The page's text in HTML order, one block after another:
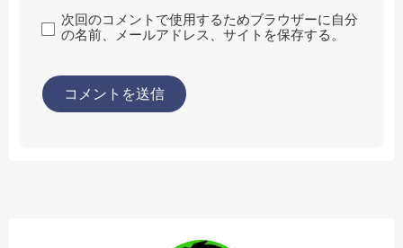
次回のコメントで使用するためブラウザーに自分
の名前、メールアドレス、サイトを保存する。